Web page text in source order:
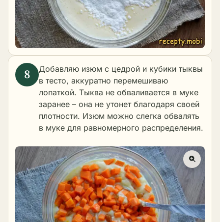
Добавляю изюм с цедрой и кубики тыквы
в тесто, аккуратно перемешиваю
лопаткой. Тыква не обваливается в муке
заранее – она не утонет благодаря своей
плотности. Изюм можно слегка обвалять
в муке для равномерного распределения.